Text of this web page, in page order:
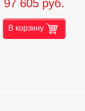
97 605 руб.
В корзину